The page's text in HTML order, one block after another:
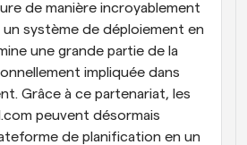
de manière incroyablement
système de déploiement en
une grande partie de la
impliquée dans
Grâce à ce partenariat, les
peuvent désormais
de planification en un